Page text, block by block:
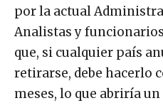
por la actual
Analistas y
que, si cualquier país
retirarse, debe hacerlo
meses, lo que abriría